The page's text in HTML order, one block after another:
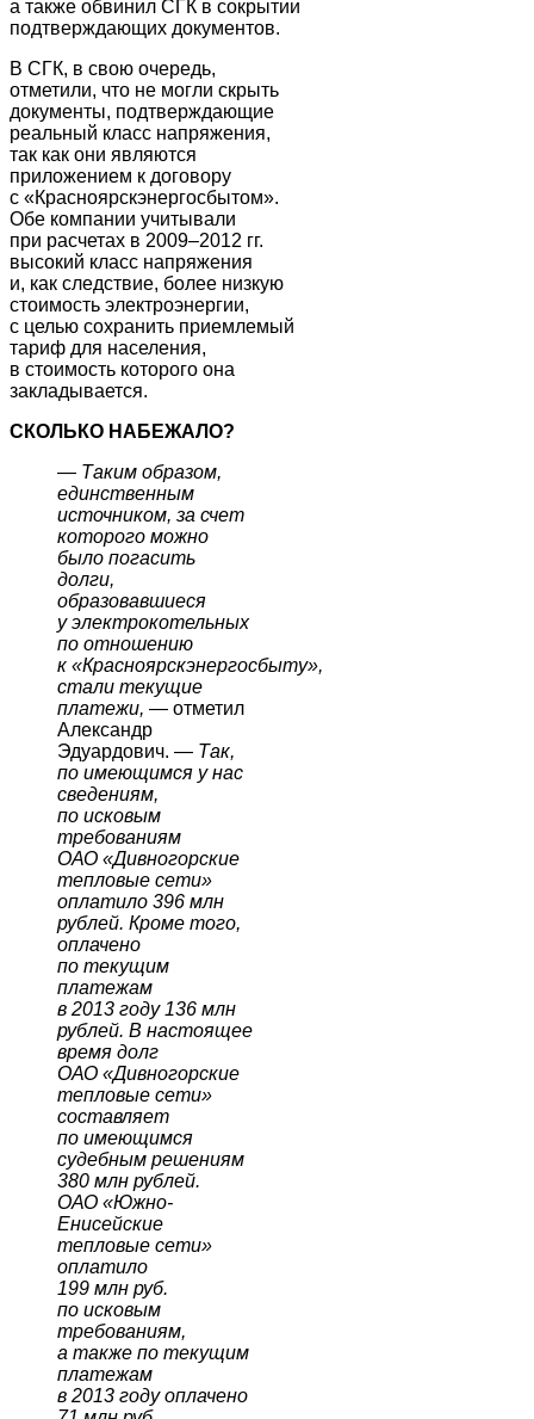
а также обвинил СГК в сокрытии
подтверждающих документов.
В СГК, в свою очередь,
отметили, что не могли скрыть
документы, подтверждающие
реальный класс напряжения,
так как они являются
приложением к договору
с «Красноярскэнергосбытом».
Обе компании учитывали
при расчетах в 2009–2012 гг.
высокий класс напряжения
и, как следствие, более низкую
стоимость электроэнергии,
с целью сохранить приемлемый
тариф для населения,
в стоимость которого она
закладывается.
СКОЛЬКО НАБЕЖАЛО?
— Таким образом,
единственным
источником, за счет
которого можно
было погасить
долги,
образовавшиеся
у электрокотельных
по отношению
к «Красноярскэнергосбыту»,
стали текущие
платежи, — отметил
Александр
Эдуардович. — Так,
по имеющимся у нас
сведениям,
по исковым
требованиям
ОАО «Дивногорские
тепловые сети»
оплатило 396 млн
рублей. Кроме того,
оплачено
по текущим
платежам
в 2013 году 136 млн
рублей. В настоящее
время долг
ОАО «Дивногорские
тепловые сети»
составляет
по имеющимся
судебным решениям
380 млн рублей.
ОАО «Южно-
Енисейские
тепловые сети»
оплатило
199 млн руб.
по исковым
требованиям,
а также по текущим
платежам
в 2013 году оплачено